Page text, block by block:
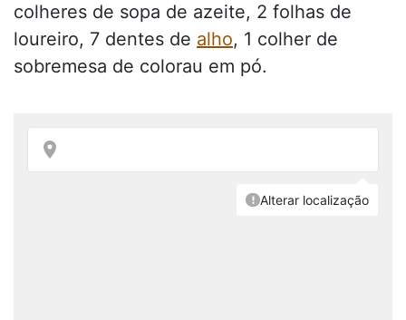
colheres de sopa de azeite, 2 folhas de
loureiro, 7 dentes de alho, 1 colher de
sobremesa de colorau em pó.